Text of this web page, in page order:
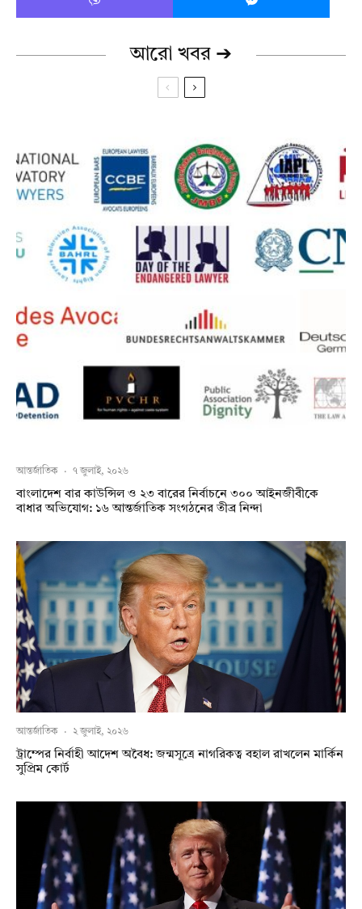
আরো খবর ➔
আন্তর্জাতিক · ৭ জুলাই, ২০২৬
বাংলাদেশ বার কাউন্সিল ও ২৩ বারের নির্বাচনে ৩০০ আইনজীবীকে
বাধার অভিযোগ: ১৬ আন্তর্জাতিক সংগঠনের তীব্র নিন্দা
আন্তর্জাতিক · ২ জুলাই, ২০২৬
ট্রাম্পের নির্বাহী আদেশ অবৈধ: জন্মসূত্রে নাগরিকত্ব বহাল রাখলেন মার্কিন
সুপ্রিম কোর্ট